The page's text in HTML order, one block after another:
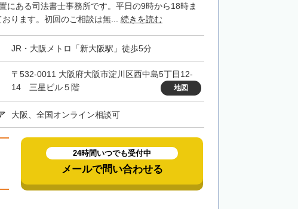
にある司法書士事務所です。平日の9時から18時ま
ります。初回のご相談は無... 続きを読む
JR・大阪メトロ「新大阪駅」徒歩5分
〒532-0011 大阪府大阪市淀川区西中島5丁目12-
14 三星ビル５階
地図
大阪、全国オンライン相談可
24時間いつでも受付中
メールで問い合わせる